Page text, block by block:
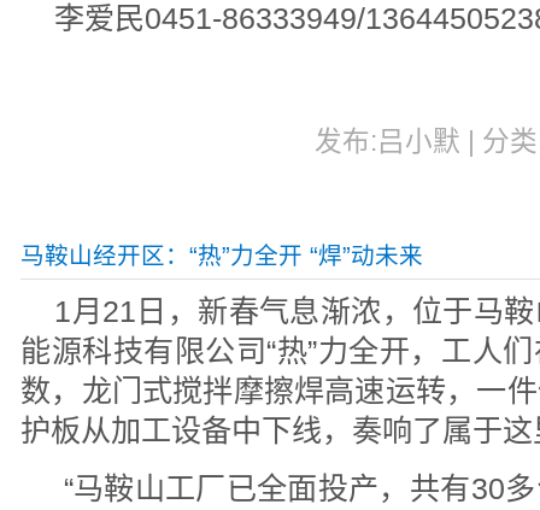
李爱民0451-86333949/
发布:吕小默 | 分
马鞍山经开区：“热”力全开 “焊”动未来
1月21日，新春气息渐浓，位于马
能源科技有限公司“热”力全开，工人
数，龙门式搅拌摩擦焊高速运转，一
护板从加工设备中下线，奏响了属于这
“马鞍山工厂已全面投产，共有30